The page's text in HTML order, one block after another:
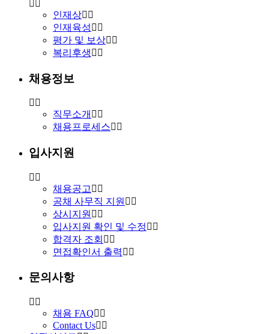
인재상
인재육성
평가 및 보상
복리후생
채용정보
직무소개
채용프로세스
입사지원
채용공고
공채 사무직 지원
상시지원
입사지원 확인 및 수정
합격자 조회
면접확인서 출력
문의사항
채용 FAQ
Contact Us